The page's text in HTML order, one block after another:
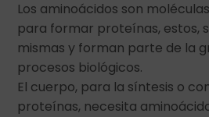
Los aminoácidos son
para formar proteínas, estos,
mismas y forman parte de la
procesos biológicos.
El cuerpo, para la síntesis o
proteínas, necesita